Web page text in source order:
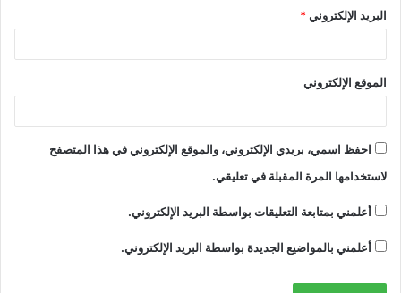
البريد الإلكتروني*
الموقع الإلكتروني
احفظ اسمي، بريدي الإلكتروني، والموقع الإلكتروني في هذا المتصفح
لاستخدامها المرة المقبلة في تعليقي.
أعلمني بمتابعة التعليقات بواسطة البريد الإلكتروني.
أعلمني بالمواضيع الجديدة بواسطة البريد الإلكتروني.